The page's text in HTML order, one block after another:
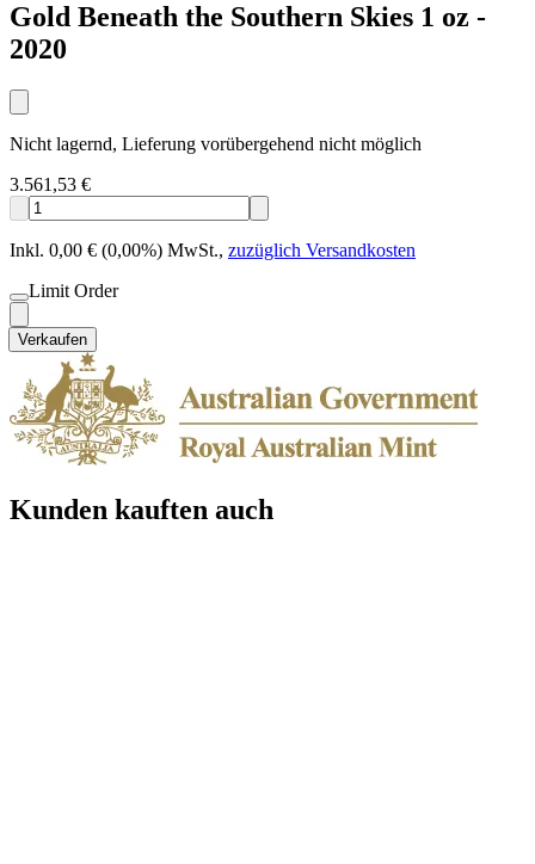
Gold Beneath the Southern Skies 1 oz -
2020
Nicht lagernd, Lieferung vorübergehend nicht möglich
3.561,53 €
Inkl. 0,00 € (0,00%) MwSt., zuzüglich Versandkosten
Limit Order
Verkaufen
Kunden kauften auch